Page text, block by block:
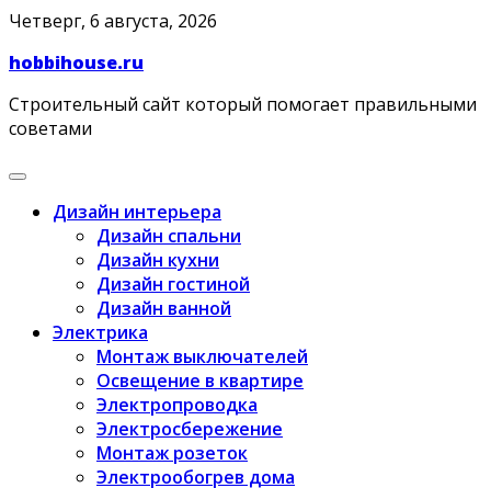
Skip
content
Четверг, 6 августа, 2026
hobbihouse.ru
Строительный сайт который помогает правильными
советами
Дизайн интерьера
Дизайн спальни
Дизайн кухни
Дизайн гостиной
Дизайн ванной
Электрика
Монтаж выключателей
Освещение в квартире
Электропроводка
Электросбережение
Монтаж розеток
Электрообогрев дома